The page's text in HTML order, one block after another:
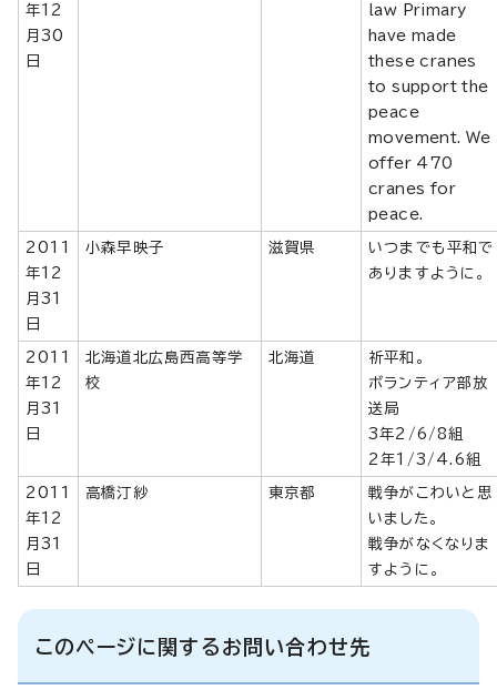
年12
月30
日
law Primary
have made
these cranes
to support the
peace
movement. We
offer 470
cranes for
peace.
2011
年12
月31
日
小森早映子 滋賀県
いつまでも平和で
ありますように。
2011
年12
月31
日
北海道北広島西高等学
校
北海道
祈平和。
ボランティア部放
送局
3年2/6/8組
2年1/3/4.6組
2011
年12
月31
日
高橋汀紗 東京都
戦争がこわいと思
いました。
戦争がなくなりま
すように。
このページに関するお問い合わせ先